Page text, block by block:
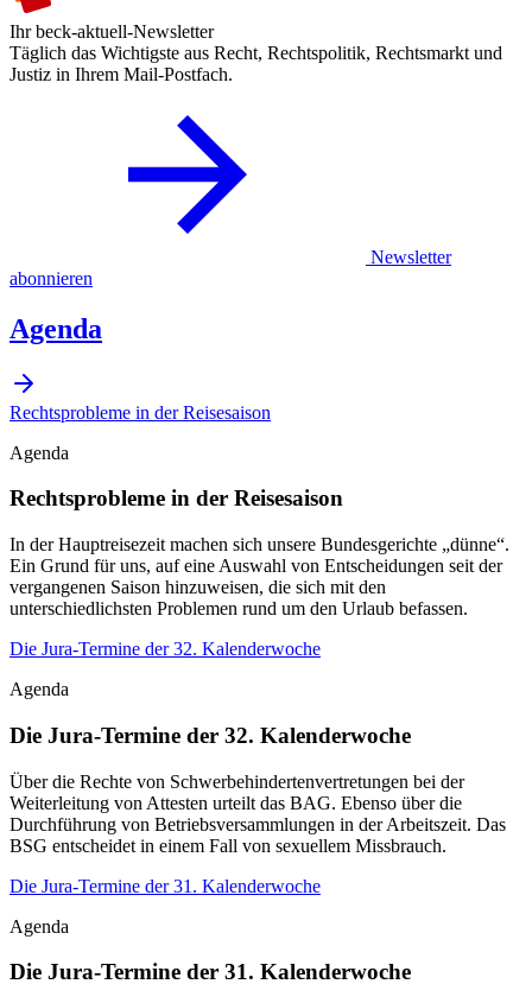
Ihr beck-aktuell-Newsletter
Täglich das Wichtigste aus Recht, Rechtspolitik, Rechtsmarkt und
Justiz in Ihrem Mail-Postfach.
Newsletter
abonnieren
Agenda
Rechtsprobleme in der Reisesaison
Agenda
Rechtsprobleme in der Reisesaison
In der Hauptreisezeit machen sich unsere Bundesgerichte „dünne“.
Ein Grund für uns, auf eine Auswahl von Entscheidungen seit der
vergangenen Saison hinzuweisen, die sich mit den
unterschiedlichsten Problemen rund um den Urlaub befassen.
Die Jura-Termine der 32. Kalenderwoche
Agenda
Die Jura-Termine der 32. Kalenderwoche
Über die Rechte von Schwerbehindertenvertretungen bei der
Weiterleitung von Attesten urteilt das BAG. Ebenso über die
Durchführung von Betriebsversammlungen in der Arbeitszeit. Das
BSG entscheidet in einem Fall von sexuellem Missbrauch.
Die Jura-Termine der 31. Kalenderwoche
Agenda
Die Jura-Termine der 31. Kalenderwoche